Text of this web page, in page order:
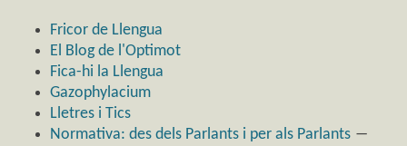
Fricor de Llengua
El Blog de l'Optimot
Fica-hi la Llengua
Gazophylacium
Lletres i Tics
Normativa: des dels Parlants i per als Parlants ―